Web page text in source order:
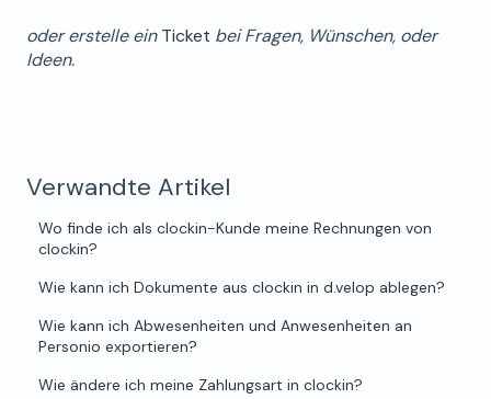
oder erstelle einTicket bei Fragen, Wünschen, oder
Ideen.
Verwandte Artikel
Wo finde ich als clockin-Kunde meine Rechnungen von
clockin?
Wie kann ich Dokumente aus clockin in d.velop ablegen?
Wie kann ich Abwesenheiten und Anwesenheiten an
Personio exportieren?
Wie ändere ich meine Zahlungsart in clockin?